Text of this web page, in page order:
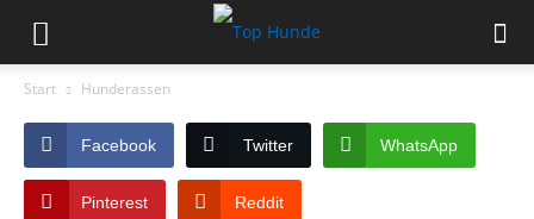
Start Hunderassen
Facebook Twitter WhatsApp
Pinterest Reddit